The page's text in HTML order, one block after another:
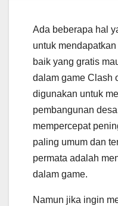
Ada beberapa hal
untuk
baik yang gratis
dalam game Clash
digunakan untuk
pembangunan
mempercepat
paling umum dan
permata adalah
dalam game.
Namun jika ingin